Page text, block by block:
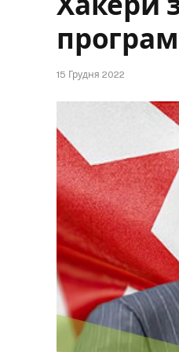
15 Грудня 2022